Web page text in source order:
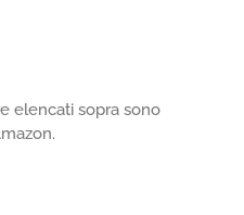
elencati sopra sono